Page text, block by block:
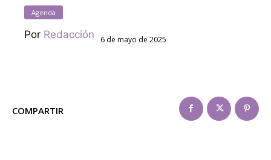
Agenda
Por Redacción 6 de mayo de 2025
COMPARTIR